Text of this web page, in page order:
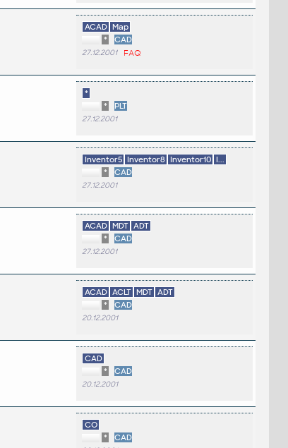
ACAD Map
*
CAD
27.12.2001 FAQ
*
*
PLT
27.12.2001
Inventor5 Inventor8 Inventor10 I...
*
CAD
27.12.2001
ACAD MDT ADT
*
CAD
27.12.2001
ACAD ACLT MDT ADT
*
CAD
20.12.2001
CAD
*
CAD
20.12.2001
CO
*
CAD